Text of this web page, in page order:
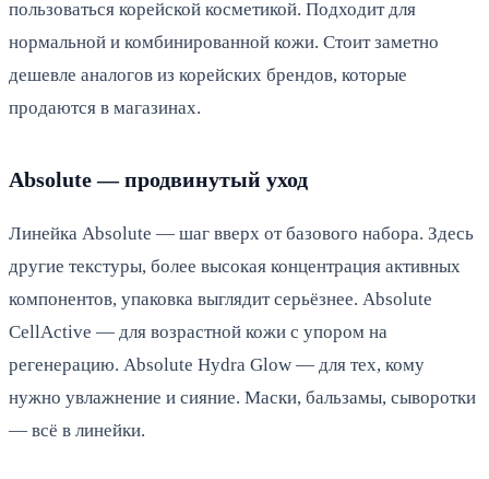
пользоваться корейской косметикой. Подходит для
нормальной и комбинированной кожи. Стоит заметно
дешевле аналогов из корейских брендов, которые
продаются в магазинах.
Absolute — продвинутый уход
Линейка Absolute — шаг вверх от базового набора. Здесь
другие текстуры, более высокая концентрация активных
компонентов, упаковка выглядит серьёзнее. Absolute
CellActive — для возрастной кожи с упором на
регенерацию. Absolute Hydra Glow — для тех, кому
нужно увлажнение и сияние. Маски, бальзамы, сыворотки
— всё в линейки.